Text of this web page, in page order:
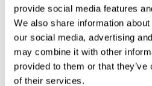
provide social media features
We also share information
our social media, advertising
may combine it with other
provided to them or that
of their services.
Quality Assurance
Linkedin
Beatriz